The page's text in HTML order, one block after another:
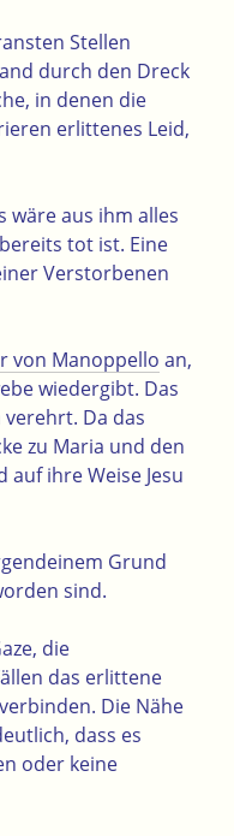
Stellen
durch den Dreck
in denen die
erlittenes Leid,
wäre aus ihm alles
tot ist. Eine
Verstorbenen
von Manoppello an,
wiedergibt. Das
Da das
zu Maria und den
auf ihre Weise Jesu
Grund
sind.
die
das erlittene
Die Nähe
dass es
oder keine